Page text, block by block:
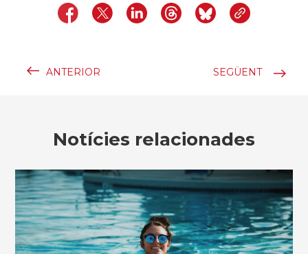
ANTERIOR SEGÜENT
Notícies relacionades